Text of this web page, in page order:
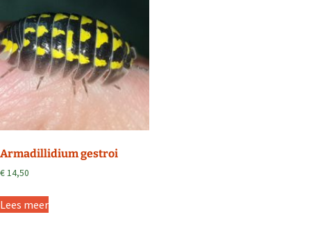
Armadillidium gestroi
€14,50
Lees meer